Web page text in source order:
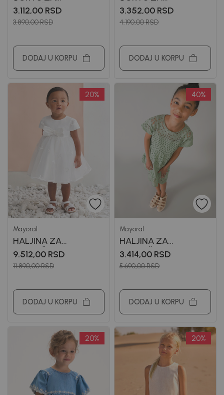
DEVOJČICE MAYORAL
3.112,00 RSD
3.890,00RSD
DODAJ U KORPU
DEVOJČICE MAYORAL
3.352,00 RSD
4.190,00RSD
DODAJ U KORPU
20%
Mayoral
HALJINA ZA
DEVOJČICE MAYORAL
9.512,00 RSD
11.890,00RSD
DODAJ U KORPU
40%
Mayoral
HALJINA ZA
DEVOJČICE MAYORAL
3.414,00 RSD
5.690,00RSD
DODAJ U KORPU
20% 20%